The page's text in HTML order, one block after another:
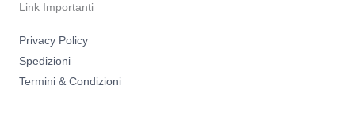
Link Importanti
Privacy Policy
Spedizioni
Termini & Condizioni